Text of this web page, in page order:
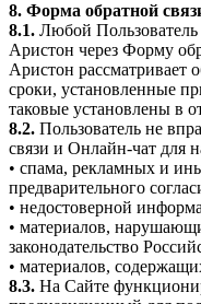
8. Форма обратной
8.1. Любой
Аристон через Форму
Аристон рассматривает
сроки, установленные
таковые установлены в
8.2. Пользователь не
связи и Онлайн-чат для
• спама, рекламных и
предварительного
• недостоверной
• материалов,
законодательство
• материалов,
8.3. На Сайте